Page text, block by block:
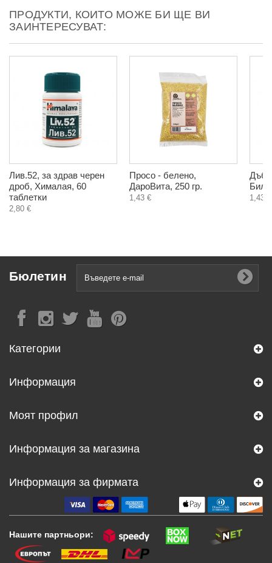
ПРОДУКТИ, КОИТО МОЖЕ БИ ЩЕ ВИ
ЗАИНТЕРЕСУВАТ:
Лив.52, за здрав черен
дроб, Хималая, 60
таблетки
2,80 €
Просо - белено,
ДароВита, 250 гр.
1,43 €
Дъб,
1,43 €
Бюлетин
Категории
Информация
Моят профил
Информация за магазина
Информация за фирмата
Нашите партньори: